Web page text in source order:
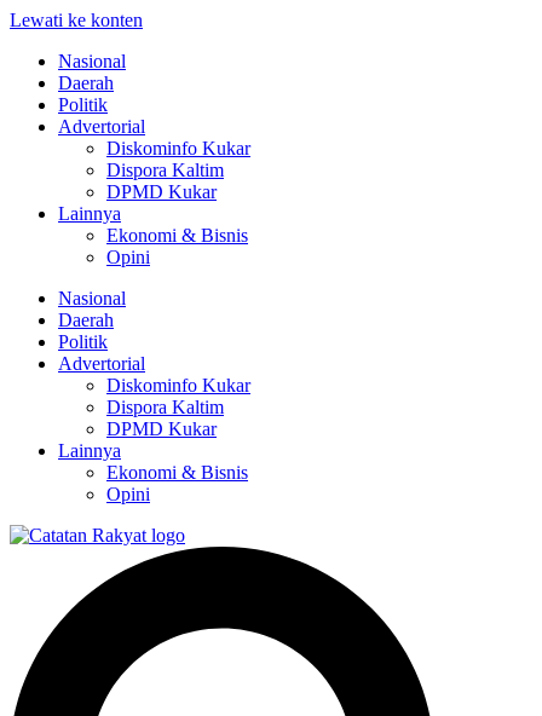
Lewati ke konten
Nasional
Daerah
Politik
Advertorial
Diskominfo Kukar
Dispora Kaltim
DPMD Kukar
Lainnya
Ekonomi & Bisnis
Opini
Nasional
Daerah
Politik
Advertorial
Diskominfo Kukar
Dispora Kaltim
DPMD Kukar
Lainnya
Ekonomi & Bisnis
Opini